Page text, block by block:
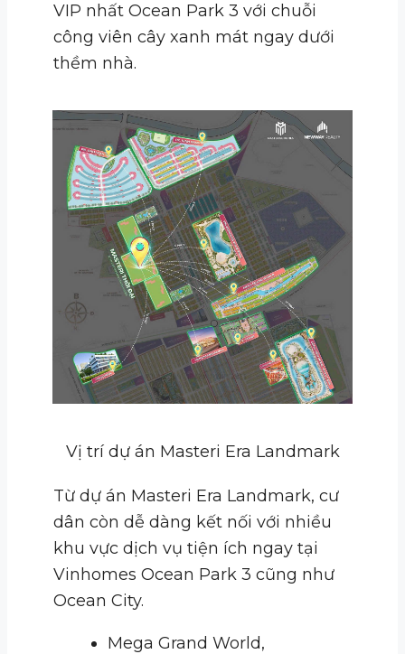
VIP nhất Ocean Park 3 với chuỗi
công viên cây xanh mát ngay dưới
thềm nhà.
Vị trí dự án Masteri Era Landmark
Từ dự án Masteri Era Landmark, cư
dân còn dễ dàng kết nối với nhiều
khu vực dịch vụ tiện ích ngay tại
Vinhomes Ocean Park 3 cũng như
Ocean City.
Mega Grand World,